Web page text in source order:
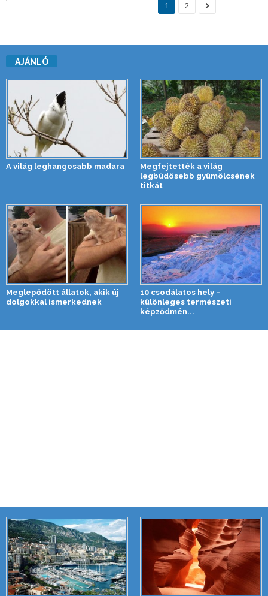
1 2
AJÁNLÓ
A világ leghangosabb madara
Megfejtették a világ
legbüdösebb gyümölcsének
titkát
Meglepődött állatok, akik új
dolgokkal ismerkednek
10 csodálatos hely –
különleges természeti
képződmén...